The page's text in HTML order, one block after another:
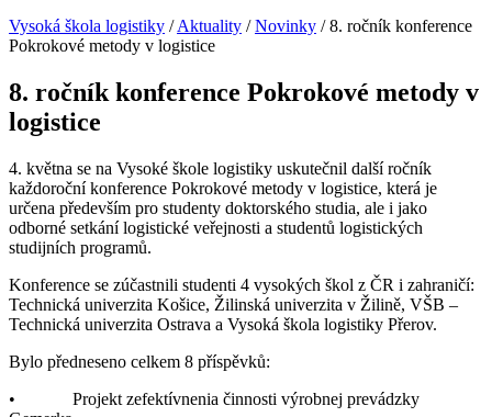
Vysoká škola logistiky /Aktuality /Novinky /8. ročník konference
Pokrokové metody v logistice
8. ročník konference Pokrokové metody v
logistice
4. května se na Vysoké škole logistiky uskutečnil další ročník
každoroční konference Pokrokové metody v logistice, která je
určena především pro studenty doktorského studia, ale i jako
odborné setkání logistické veřejnosti a studentů logistických
studijních programů.
Konference se zúčastnili studenti 4 vysokých škol z ČR i zahraničí:
Technická univerzita Košice, Žilinská univerzita v Žilině, VŠB –
Technická univerzita Ostrava a Vysoká škola logistiky Přerov.
Bylo předneseno celkem 8 příspěvků:
• Projekt zefektívnenia činnosti výrobnej prevádzky